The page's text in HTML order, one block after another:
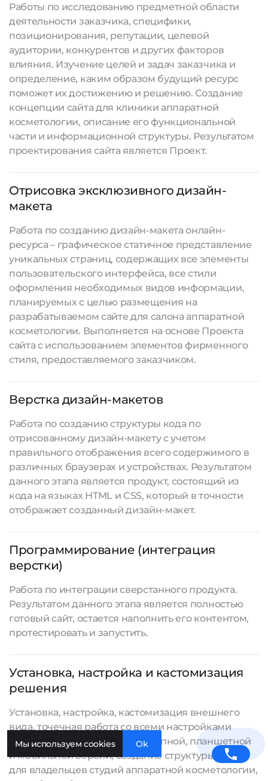
Работы по исследованию предметной области
деятельности заказчика, специфики,
позиционирования, репутации, целевой
аудитории, конкурентов и других факторов
влияния. Изучение целей и задач заказчика и
определение, каким образом будущий ресурс
поможет их достижению и решению. Создание
концепции сайта для клиники аппаратной
косметологии, описание его функциональной
части и информационной структуры. Результатом
проектирования сайта является Проект.
Отрисовка эксклюзивного дизайн-
макета
Работа по созданию дизайн-макета онлайн-
ресурса – графическое статичное представление
уникальных страниц, содержащих все элементы
пользовательского интерфейса, все стили
оформления необходимых видов информации,
планируемых с целью размещения на
разрабатываемом сайте для салона аппаратной
косметологии. Выполняется на основе Проекта
сайта с использованием элементов фирменного
стиля, предоставляемого заказчиком.
Верстка дизайн-макетов
Работа по созданию структуры кода по
отрисованному дизайн-макету с учетом
правильного отображения всего содержимого в
различных браузерах и устройствах. Результатом
данного этапа является продукт, состоящий из
кода на языках HTML и CSS, который в точности
отображает созданный дизайн-макет.
Программирование (интеграция
верстки)
Работа по интеграции сверстанного продукта.
Результатом данного этапа является полностью
готовый сайт, остается наполнить его контентом,
протестировать и запустить.
Установка, настройка и кастомизация
решения
Установка, настройка, кастомизация внешнего
вида, точечная работа со всеми настройками
отображения сайта для десктопной, планшетной
и мобильной версии, создание структуры сайта
для владельцев студий аппаратной косметологии,
Мы используем cookies Ok